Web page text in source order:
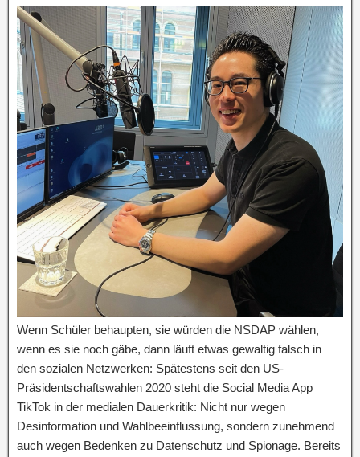
Wenn Schüler behaupten, sie würden die NSDAP wählen,
wenn es sie noch gäbe, dann läuft etwas gewaltig falsch in
den sozialen Netzwerken: Spätestens seit den US-
Präsidentschaftswahlen 2020 steht die Social Media App
TikTok in der medialen Dauerkritik: Nicht nur wegen
Desinformation und Wahlbeeinflussung, sondern zunehmend
auch wegen Bedenken zu Datenschutz und Spionage. Bereits